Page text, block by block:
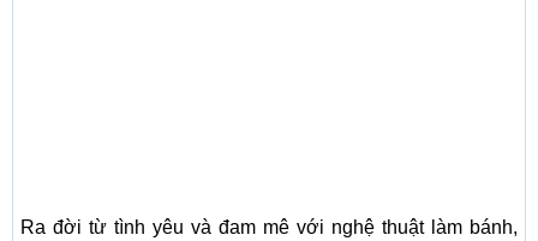
Ra đời từ tình yêu và đam mê với nghệ thuật làm bánh,